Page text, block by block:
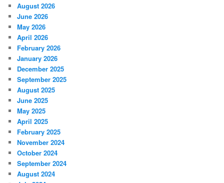
August 2026
June 2026
May 2026
April 2026
February 2026
January 2026
December 2025
September 2025
August 2025
June 2025
May 2025
April 2025
February 2025
November 2024
October 2024
September 2024
August 2024